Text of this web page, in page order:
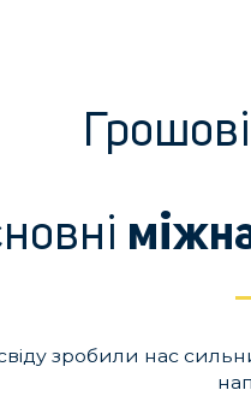
зробили нас